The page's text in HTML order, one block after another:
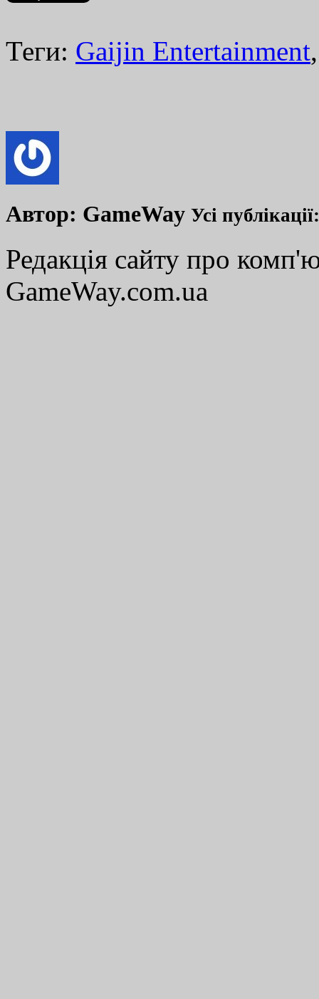
Теги: Gaijin Entertainment
Автор: GameWay Усі
Редакція сайту про
GameWay.com.ua